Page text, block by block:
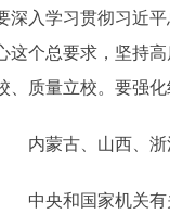
深入学习贯彻习近
这个总要求，坚持
、质量立校。要强化
内蒙古、山西、浙江
中央和国家机关有关